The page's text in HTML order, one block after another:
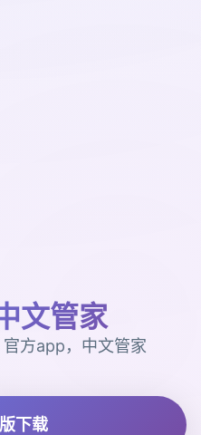
文管家
方app，中文管家
下载